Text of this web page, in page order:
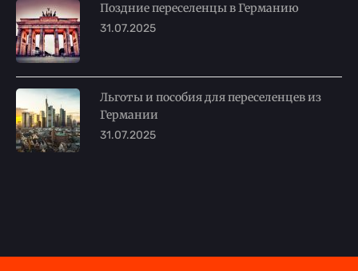
Поздние переселенцы в Германию
31.07.2025
Льготы и пособия для переселенцев из
Германии
31.07.2025